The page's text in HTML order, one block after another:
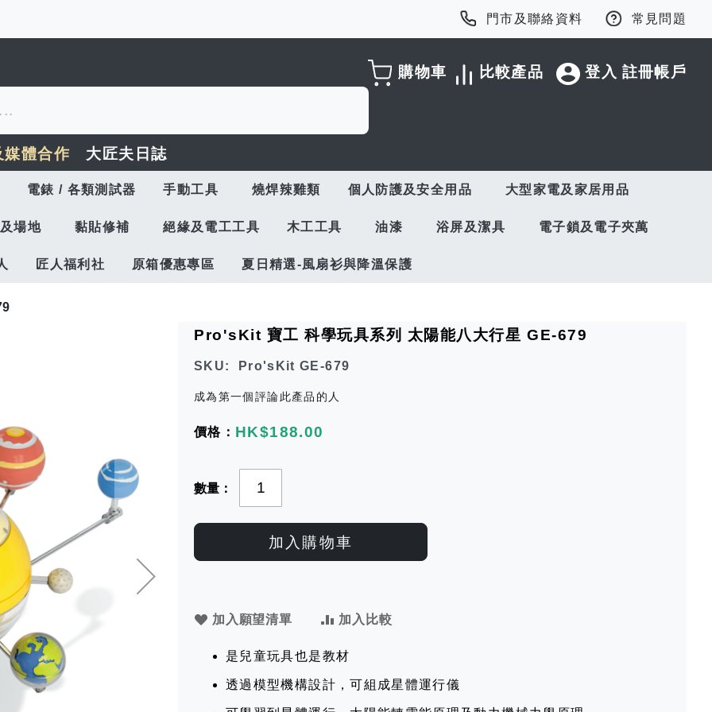
門市及聯絡資料 常見問題
登入 註冊帳戶
比較產品
購物車
體合作 大匠夫日誌
電錶 / 各類測試器 手動工具 燒焊辣雞類 個人防護及安全用品 大型家電及家居用品
場地 黏貼修補 絕緣及電工工具 木工工具 油漆 浴屏及潔具 電子鎖及電子夾萬
匠人福利社 原箱優惠專區 夏日精選-風扇衫與降溫保護
Pro'sKit 寶工 科學玩具系列 太陽能八大行星 GE-679
SKU Pro'sKit GE-679
成為第一個評論此產品的人
HK$188.00
數量
加入購物車
加入願望清單 加入比較
是兒童玩具也是教材
透過模型機構設計，可組成星體運行儀